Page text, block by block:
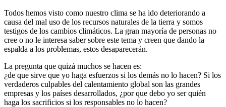
Todos hemos visto como nuestro clima se ha ido deteriorando a
causa del mal uso de los recursos naturales de la tierra y somos
testigos de los cambios climáticos. La gran mayoría de personas no
cree o no le interesa saber sobre este tema y creen que dando la
espalda a los problemas, estos desaparecerán.
La pregunta que quizá muchos se hacen es:
¿de que sirve que yo haga esfuerzos si los demás no lo hacen? Si los
verdaderos culpables del calentamiento global son las grandes
empresas y los países desarrollados, ¿por que debo yo ser quién
haga los sacrificios si los responsables no lo hacen?